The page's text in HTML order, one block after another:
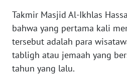
Takmir Masjid Al-Ikhlas
bahwa yang pertama kali
tersebut adalah para
tabligh atau jemaah yang
tahun yang lalu.
WN
JAKARTA
WN